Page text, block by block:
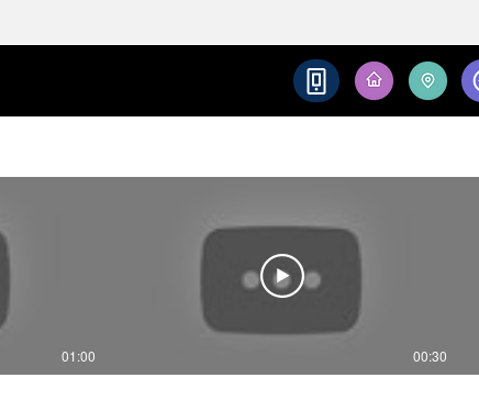
01:00 00:30